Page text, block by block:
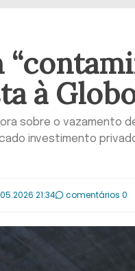
à
sobre o vazamento
investimento
21:34 comentários 0